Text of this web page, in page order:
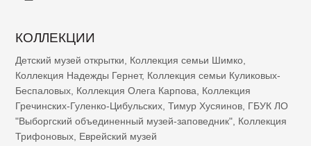
КОЛЛЕКЦИИ
Детский музей открытки Коллекция семьи Шимко
Коллекция Надежды Гернет, Коллекция семьи Куликовых-
Беспаловых Коллекция Олега Карпова
Коллекция
Гречинских-Гуленко-Цибульских Тимур Хусяинов ГБУК ЛО
"Выборгский объединенный музей-заповедник" Коллекция
Трифоновых Еврейский музей